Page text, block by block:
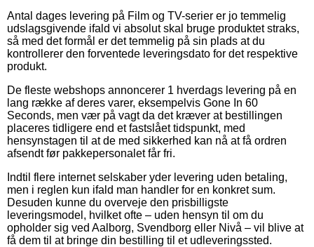
Antal dages levering på Film og TV-serier er jo temmelig
udslagsgivende ifald vi absolut skal bruge produktet straks,
så med det formål er det temmelig på sin plads at du
kontrollerer den forventede leveringsdato for det respektive
produkt.
De fleste webshops annoncerer 1 hverdags levering på en
lang række af deres varer, eksempelvis Gone In 60
Seconds, men vær på vagt da det kræver at bestillingen
placeres tidligere end et fastslået tidspunkt, med
hensynstagen til at de med sikkerhed kan nå at få ordren
afsendt før pakkepersonalet får fri.
Indtil flere internet selskaber yder levering uden betaling,
men i reglen kun ifald man handler for en konkret sum.
Desuden kunne du overveje den prisbilligste
leveringsmodel, hvilket ofte – uden hensyn til om du
opholder sig ved Aalborg, Svendborg eller Nivå – vil blive at
få dem til at bringe din bestilling til et udleveringssted.